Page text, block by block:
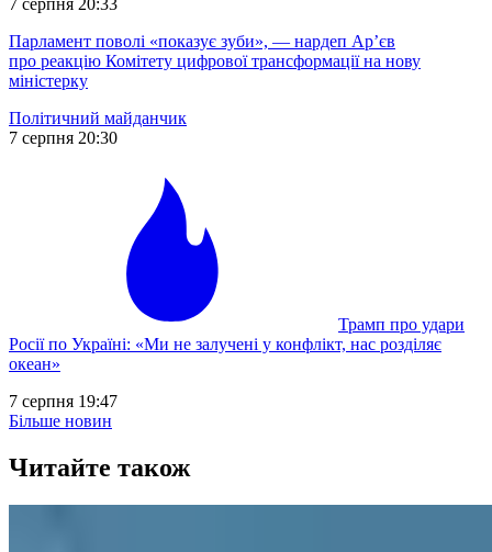
7 серпня 20:33
Парламент поволі «показує зуби», — нардеп Ар’єв
про реакцію Комітету цифрової трансформації на нову
міністерку
Політичний майданчик
7 серпня 20:30
Трамп про удари
Росії по Україні: «Ми не залучені у конфлікт, нас розділяє
океан»
7 серпня 19:47
Більше новин
Читайте також